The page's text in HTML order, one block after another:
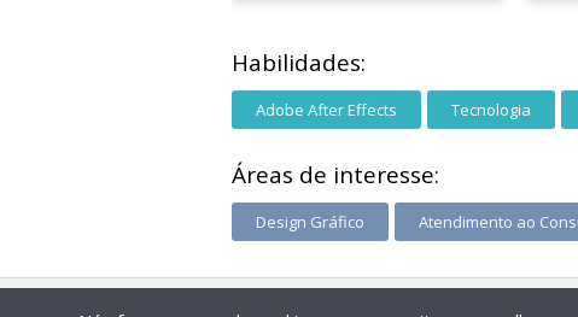
Habilidades:
Adobe After Effects Tecnologia
Áreas de interesse:
Design Gráfico Atendimento ao